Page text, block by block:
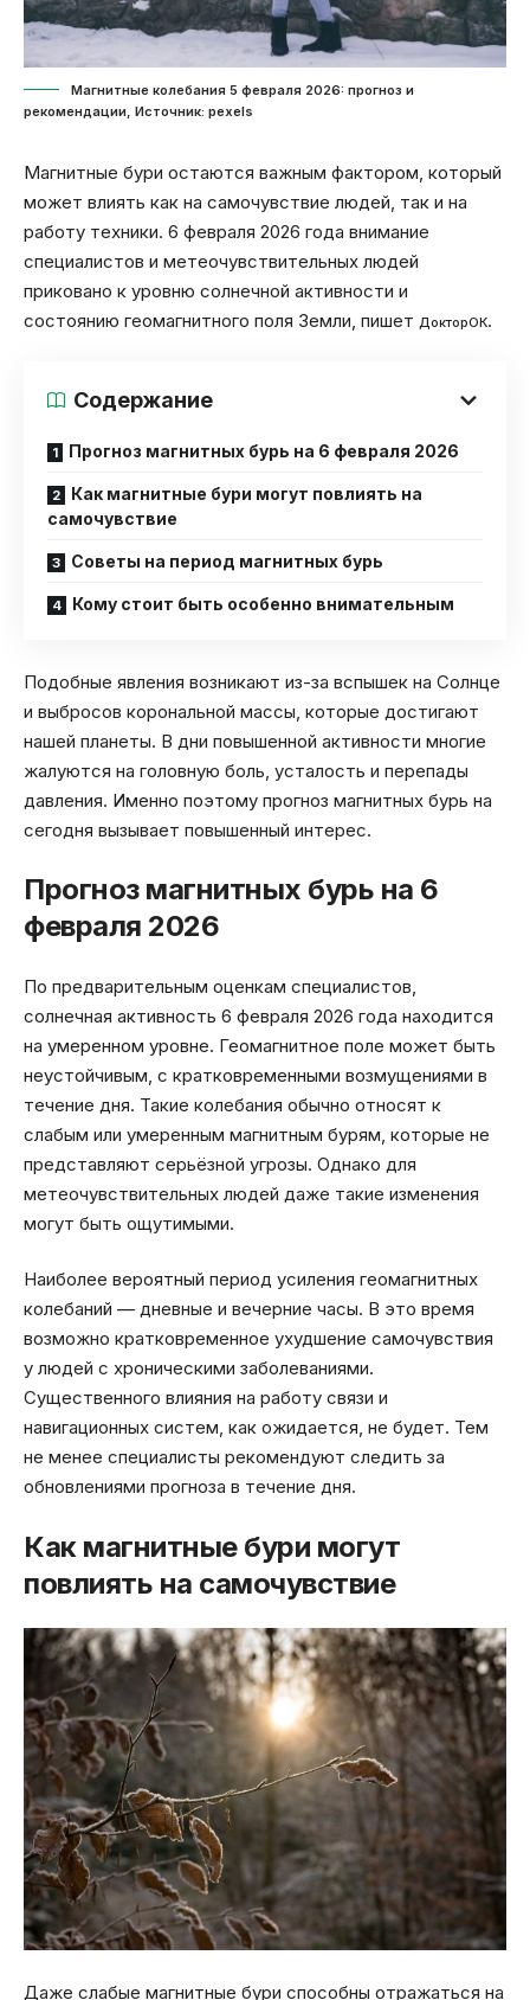
Магнитные колебания 5 февраля 2026: прогноз и
рекомендации, Источник: pexels
Магнитные бури остаются важным фактором, который
может влиять как на самочувствие людей, так и на
работу техники. 6 февраля 2026 года внимание
специалистов и метеочувствительных людей
приковано к уровню солнечной активности и
состоянию геомагнитного поля Земли, пишет ДокторОК.
Содержание
Прогноз магнитных бурь на 6 февраля 2026
Как магнитные бури могут повлиять на
самочувствие
Советы на период магнитных бурь
Кому стоит быть особенно внимательным
Подобные явления возникают из-за вспышек на Солнце
и выбросов корональной массы, которые достигают
нашей планеты. В дни повышенной активности многие
жалуются на головную боль, усталость и перепады
давления. Именно поэтому прогноз магнитных бурь на
сегодня вызывает повышенный интерес.
Прогноз магнитных бурь на 6
февраля 2026
По предварительным оценкам специалистов,
солнечная активность 6 февраля 2026 года находится
на умеренном уровне. Геомагнитное поле может быть
неустойчивым, с кратковременными возмущениями в
течение дня. Такие колебания обычно относят к
слабым или умеренным магнитным бурям, которые не
представляют серьёзной угрозы. Однако для
метеочувствительных людей даже такие изменения
могут быть ощутимыми.
Наиболее вероятный период усиления геомагнитных
колебаний — дневные и вечерние часы. В это время
возможно кратковременное ухудшение самочувствия
у людей с хроническими заболеваниями.
Существенного влияния на работу связи и
навигационных систем, как ожидается, не будет. Тем
не менее специалисты рекомендуют следить за
обновлениями прогноза в течение дня.
Как магнитные бури могут
повлиять на самочувствие
Даже слабые магнитные бури способны отражаться на